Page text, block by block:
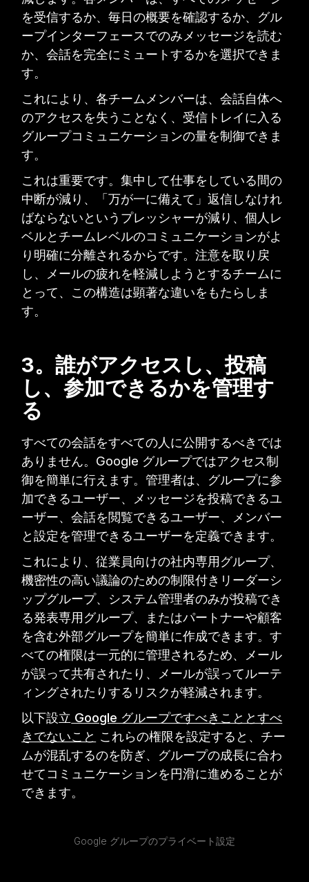
を受信するか、毎日の概要を確認するか、グル
ープインターフェースでのみメッセージを読む
か、会話を完全にミュートするかを選択できま
す。
これにより、各チームメンバーは、会話自体へ
のアクセスを失うことなく、受信トレイに入る
グループコミュニケーションの量を制御できま
す。
これは重要です。集中して仕事をしている間の
中断が減り、「万が一に備えて」返信しなけれ
ばならないというプレッシャーが減り、個人レ
ベルとチームレベルのコミュニケーションがよ
り明確に分離されるからです。注意を取り戻
し、メールの疲れを軽減しようとするチームに
とって、この構造は顕著な違いをもたらしま
す。
3。誰がアクセスし、投稿
し、参加できるかを管理す
る
すべての会話をすべての人に公開するべきでは
ありません。Google グループではアクセス制
御を簡単に行えます。管理者は、グループに参
加できるユーザー、メッセージを投稿できるユ
ーザー、会話を閲覧できるユーザー、メンバー
と設定を管理できるユーザーを定義できます。
これにより、従業員向けの社内専用グループ、
機密性の高い議論のための制限付きリーダーシ
ップグループ、システム管理者のみが投稿でき
る発表専用グループ、またはパートナーや顧客
を含む外部グループを簡単に作成できます。す
べての権限は一元的に管理されるため、メール
が誤って共有されたり、メールが誤ってルーテ
ィングされたりするリスクが軽減されます。
以下設立 Google グループですべきこととすべ
きでないこと これらの権限を設定すると、チー
ムが混乱するのを防ぎ、グループの成長に合わ
せてコミュニケーションを円滑に進めることが
できます。
Google グループのプライベート設定